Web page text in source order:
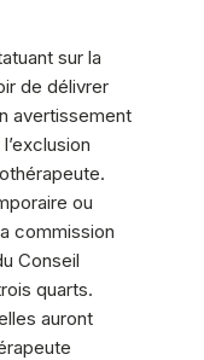
sur la
de délivrer
avertissement
ou
commission
Conseil
quarts.
auront